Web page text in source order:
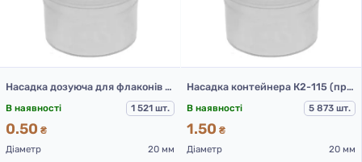
Насадка дозуюча для флаконів ФПН-10-3, ФПН-15, ФПН-30-1, ФПН-50-1, ФПН-100-1, ФПН-100, Прозора
В наявності 1 521 шт.
0.50 ₴
Діаметр
20 мм
Насадка контейнера К2-115 (прозорий)
В наявності 5 873 шт.
1.50 ₴
Діаметр
20 мм